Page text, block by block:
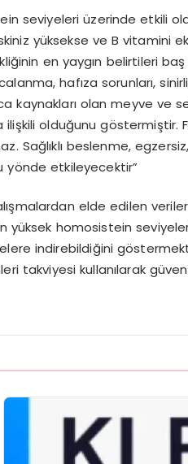
seviyeleri üzerinde etkili
yüksekse ve B vitamini
en yaygın belirtileri
hafıza sorunları,
kaynakları olan meyve ve
ilişkili olduğunu
Sağlıklı beslenme,
yönde etkileyecektir”
elde edilen
homosistein
indirebildiğini
takviyesi kullanılarak